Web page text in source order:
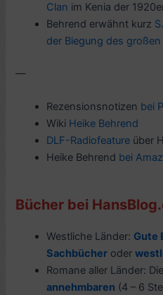
Clan im Kenia der
Behrend erwähnt kurz
der Biegung des
—
Rezensionsnotizen bei
Wiki Heike Behrend
DLF-Radiofeature über
Heike Behrend bei
Bücher bei
Westliche Länder: Gute
Sachbücher oder
Romane aller Länder: Die
annehmbaren (4 – 6